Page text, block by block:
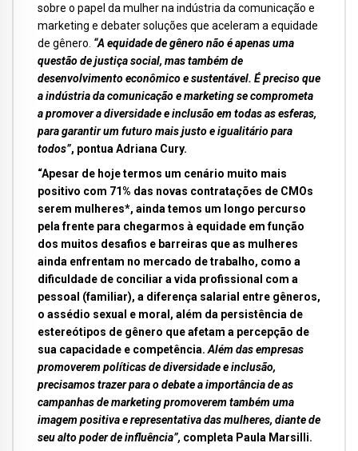
sobre o papel da mulher na indústria da comunicação e
marketing e debater soluções que aceleram a equidade
de gênero. “A equidade de gênero não é apenas uma
questão de justiça social, mas também de
desenvolvimento econômico e sustentável. É preciso que
a indústria da comunicação e marketing se comprometa
a promover a diversidade e inclusão em todas as esferas,
para garantir um futuro mais justo e igualitário para
todos”, pontua Adriana Cury.
“Apesar de hoje termos um cenário muito mais
positivo com 71% das novas contratações de CMOs
serem mulheres*, ainda temos um longo percurso
pela frente para chegarmos à equidade em função
dos muitos desafios e barreiras que as mulheres
ainda enfrentam no mercado de trabalho, como a
dificuldade de conciliar a vida profissional com a
pessoal (familiar), a diferença salarial entre gêneros,
o assédio sexual e moral, além da persistência de
estereótipos de gênero que afetam a percepção de
sua capacidade e competência. Além das empresas
promoverem políticas de diversidade e inclusão,
precisamos trazer para o debate a importância de as
campanhas de marketing promoverem também uma
imagem positiva e representativa das mulheres, diante de
seu alto poder de influência”, completa Paula Marsilli.